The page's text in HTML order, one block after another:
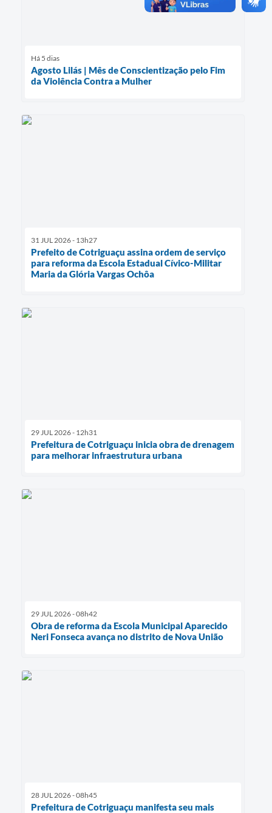
Há 5 dias
Agosto Lilás | Mês de Conscientização pelo Fim
da Violência Contra a Mulher
31 JUL 2026 - 13h27
Prefeito de Cotriguaçu assina ordem de serviço
para reforma da Escola Estadual Cívico-Militar
Maria da Glória Vargas Ochôa
29 JUL 2026 - 12h31
Prefeitura de Cotriguaçu inicia obra de drenagem
para melhorar infraestrutura urbana
29 JUL 2026 - 08h42
Obra de reforma da Escola Municipal Aparecido
Neri Fonseca avança no distrito de Nova União
28 JUL 2026 - 08h45
Prefeitura de Cotriguaçu manifesta seu mais